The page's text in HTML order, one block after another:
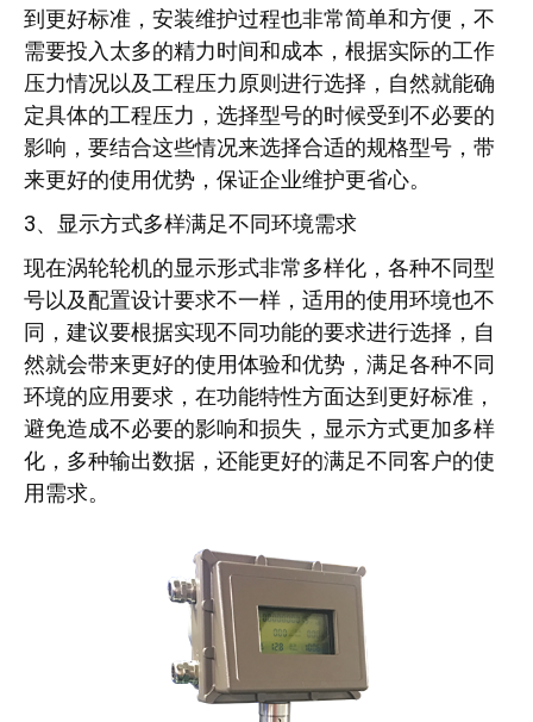
到更好标准，安装维护过程也非常简单和方便，不
需要投入太多的精力时间和成本，根据实际的工作
压力情况以及工程压力原则进行选择，自然就能确
定具体的工程压力，选择型号的时候受到不必要的
影响，要结合这些情况来选择合适的规格型号，带
来更好的使用优势，保证企业维护更省心。
3、显示方式多样满足不同环境需求
现在涡轮轮机的显示形式非常多样化，各种不同型
号以及配置设计要求不一样，适用的使用环境也不
同，建议要根据实现不同功能的要求进行选择，自
然就会带来更好的使用体验和优势，满足各种不同
环境的应用要求，在功能特性方面达到更好标准，
避免造成不必要的影响和损失，显示方式更加多样
化，多种输出数据，还能更好的满足不同客户的使
用需求。